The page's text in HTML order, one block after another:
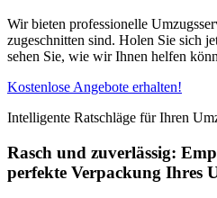
Wir bieten professionelle
zugeschnitten sind. Holen Sie sich
sehen Sie, wie wir Ihnen helfen
Kostenlose Angebote erhalten!
Intelligente Ratschläge für Ihren
Rasch und zuverlässig:
perfekte Verpackung Ihres